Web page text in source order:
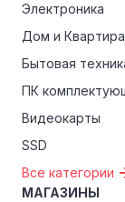
критериям,
эксклюзивные
Электроника
Дом и Квартира
Бытовая
ПК
Видеокарты
SSD
Все категории
МАГАЗИНЫ